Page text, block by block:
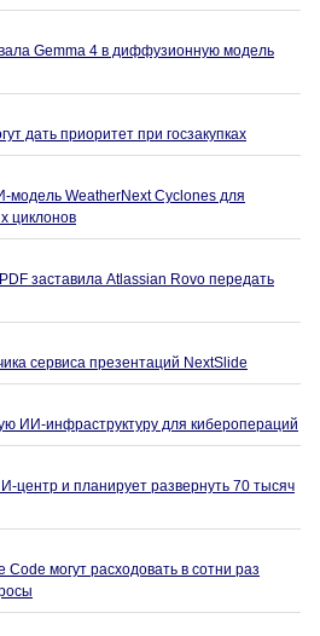
Gemma 4 в диффузионную модель
дать приоритет при госзакупках
WeatherNext Cyclones для
циклонов
заставила Atlassian Rovo передать
сервиса презентаций NextSlide
ИИ-инфраструктуру для киберопераций
центр и планирует развернуть 70 тысяч
могут расходовать в сотни раз